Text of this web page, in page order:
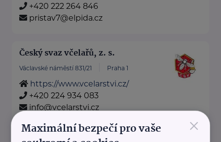
+420 222 264 846
pristav7@elpida.cz
Český svaz včelařů, z. s.
Václavské náměstí 831/21 Praha 1
https://www.vcelarstvi.cz/
+420 224 934 083
info@vcelarstvi.cz
×
Maximální bezpečí pro vaše